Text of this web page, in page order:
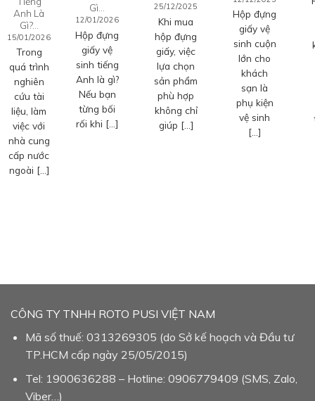
Anh Là
Gì?…
15/01/2026
Trong
quá trình
nghiên
cứu tài
liệu, làm
việc với
nhà cung
cấp nước
ngoài […]
Gì…
12/01/2026
Hộp đựng
giấy vệ
sinh tiếng
Anh là gì?
Nếu bạn
từng bối
rối khi […]
25/12/2025
Khi mua
hộp đựng
giấy, việc
lựa chọn
sản phẩm
phù hợp
không chỉ
giúp […]
Hộp đựng
giấy vệ
sinh cuộn
lớn cho
khách
sạn là
phụ kiện
vệ sinh
[…]
CÔNG TY TNHH ROTO PUSI VIỆT NAM
Mã số thuế: 0313269305 (do Sở kế hoạch và Đầu tư
TP.HCM cấp ngày 25/05/2015)
Tel: 1900636288 – Hotline: 0906779409 (SMS, Zalo,
Viber…)